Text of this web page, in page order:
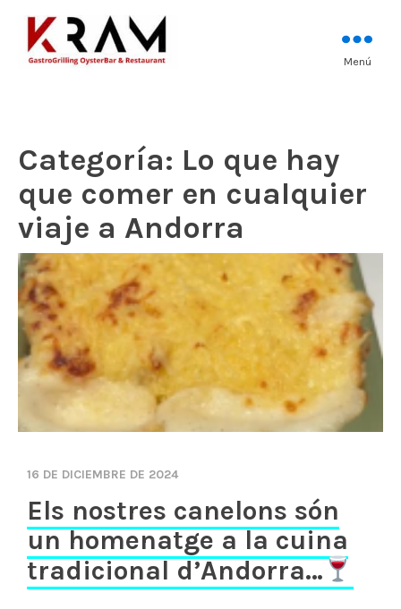
Los mejores pescados, mariscos y
Menú
Categoría: Lo que hay
que comer en cualquier
viaje a Andorra
16 DE DICIEMBRE DE 2024
Els nostres canelons són
un homenatge a la cuina
tradicional d’Andorra…